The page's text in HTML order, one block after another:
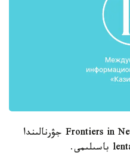
مامانداردىڭ ماقالاسى Frontiers in Neuroscience جۋرنالىندا